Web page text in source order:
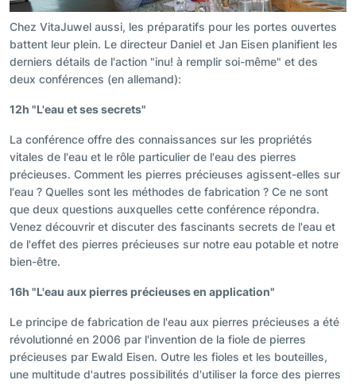
Chez VitaJuwel aussi, les préparatifs pour les portes ouvertes
battent leur plein. Le directeur Daniel et Jan Eisen planifient les
derniers détails de l'action "inu! à remplir soi-même" et des
deux conférences (en allemand):
12h "L'eau et ses secrets"
La conférence offre des connaissances sur les propriétés
vitales de l'eau et le rôle particulier de l'eau des pierres
précieuses. Comment les pierres précieuses agissent-elles sur
l'eau ? Quelles sont les méthodes de fabrication ? Ce ne sont
que deux questions auxquelles cette conférence répondra.
Venez découvrir et discuter des fascinants secrets de l'eau et
de l'effet des pierres précieuses sur notre eau potable et notre
bien-être.
16h "L'eau aux pierres précieuses en application"
Le principe de fabrication de l'eau aux pierres précieuses a été
révolutionné en 2006 par l'invention de la fiole de pierres
précieuses par Ewald Eisen. Outre les fioles et les bouteilles,
une multitude d'autres possibilités d'utiliser la force des pierres